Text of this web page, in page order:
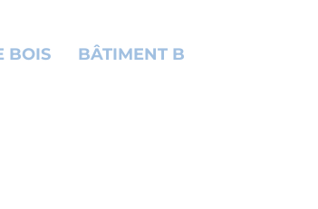
BOIS BÂTIMENT B